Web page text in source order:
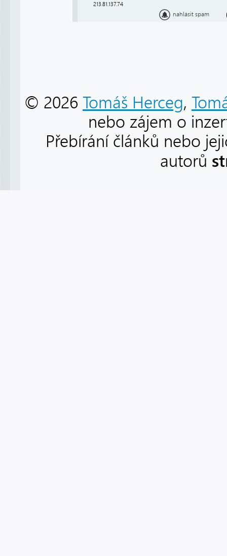
213.81.137.74
nahlásit spam
© 2026 Tomáš Herceg,
nebo zájem o
Přebírání článků nebo
autorů